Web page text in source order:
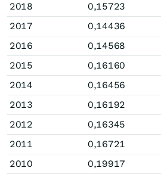
2018
0,15723
2017
0,14436
2016
0,14568
2015
0,16160
2014
0,16456
2013
0,16192
2012
0,16345
2011
0,16721
2010
0,19917